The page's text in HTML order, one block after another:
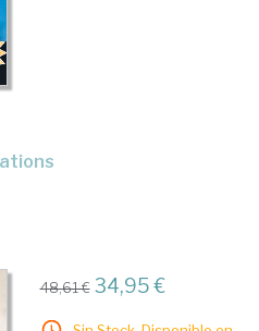
48,61 € 34,95 €